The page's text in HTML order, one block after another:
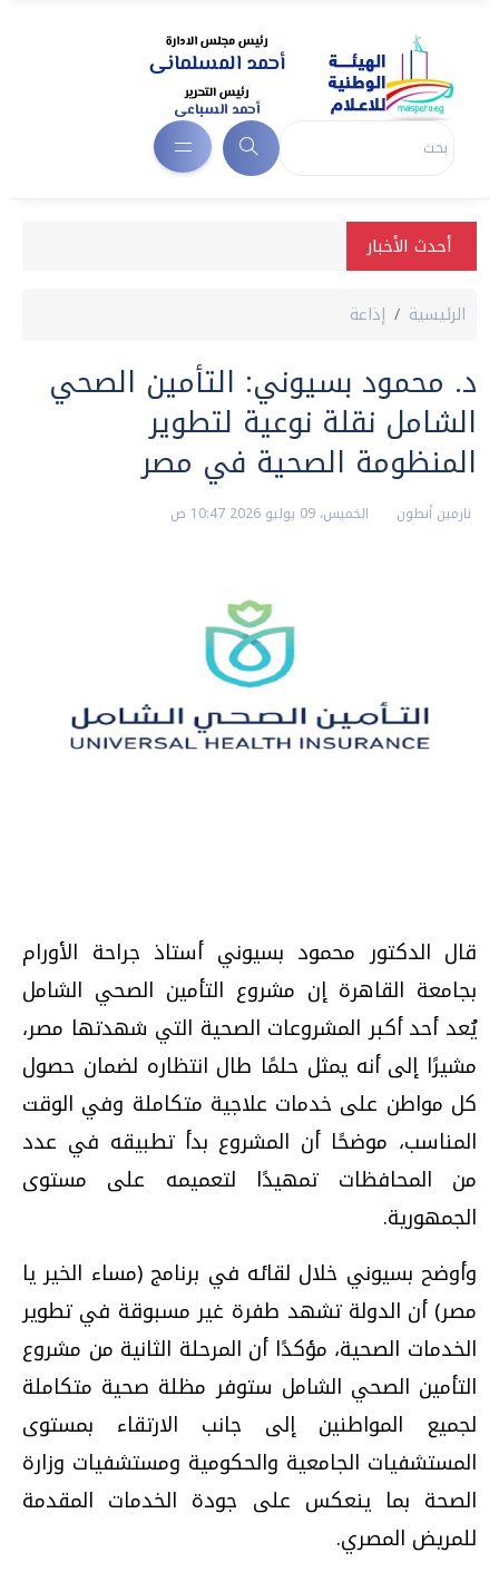
أحدث الأخبار
الرئيسية إذاعة
د. محمود بسيوني: التأمين الصحي
الشامل نقلة نوعية لتطوير
المنظومة الصحية في مصر
نارمين أنطون الخميس، 09 يوليو 2026 10:47 ص
قال الدكتور محمود بسيوني أستاذ جراحة الأورام
بجامعة القاهرة إن مشروع التأمين الصحي الشامل
يُعد أحد أكبر المشروعات الصحية التي شهدتها مصر،
مشيرًا إلى أنه يمثل حلمًا طال انتظاره لضمان حصول
كل مواطن على خدمات علاجية متكاملة وفي الوقت
المناسب، موضحًا أن المشروع بدأ تطبيقه في عدد
من المحافظات تمهيدًا لتعميمه على مستوى
الجمهورية.
وأوضح بسيوني خلال لقائه في برنامج (مساء الخير يا
مصر) أن الدولة تشهد طفرة غير مسبوقة في تطوير
الخدمات الصحية، مؤكدًا أن المرحلة الثانية من مشروع
التأمين الصحي الشامل ستوفر مظلة صحية متكاملة
لجميع المواطنين إلى جانب الارتقاء بمستوى
المستشفيات الجامعية والحكومية ومستشفيات وزارة
الصحة بما ينعكس على جودة الخدمات المقدمة
للمريض المصري.